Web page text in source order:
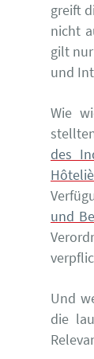
greift
nicht
gilt
und
Wie
des
und
Und
die